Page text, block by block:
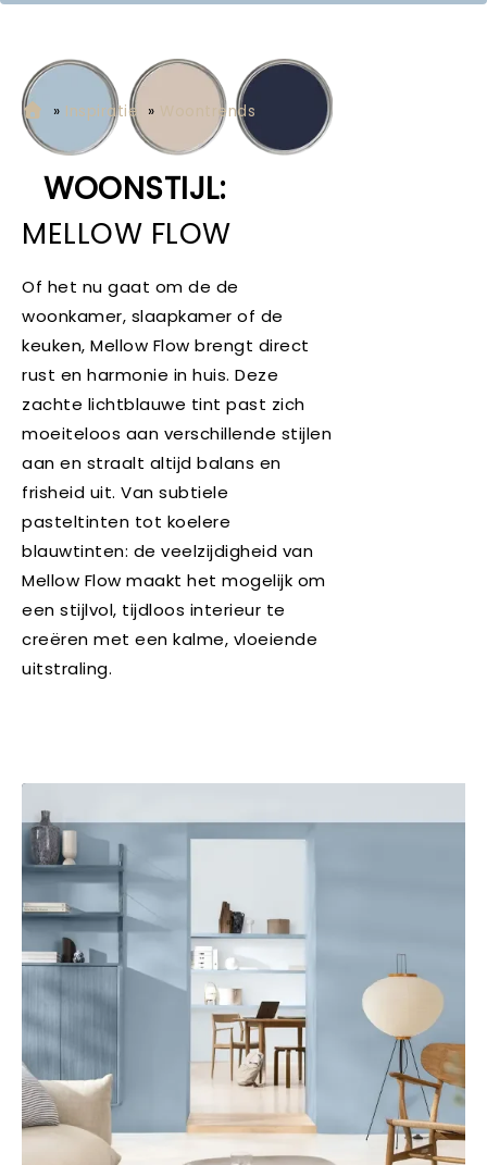
» Inspiratie » Woontrends
WOONSTIJL:
MELLOW FLOW
Of het nu gaat om de de
woonkamer, slaapkamer of de
keuken, Mellow Flow brengt direct
rust en harmonie in huis. Deze
zachte lichtblauwe tint past zich
moeiteloos aan verschillende stijlen
aan en straalt altijd balans en
frisheid uit. Van subtiele
pasteltinten tot koelere
blauwtinten: de veelzijdigheid van
Mellow Flow maakt het mogelijk om
een stijlvol, tijdloos interieur te
creëren met een kalme, vloeiende
uitstraling.